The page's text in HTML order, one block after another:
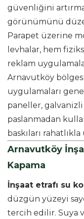
güvenliğini
görünümünü
Parapet üzerine
levhalar, hem
reklam
Arnavutköy
uygulamaları
paneller, galvanizli
paslanmadan
baskıları
Arnavutköy
Kapama
İnşaat etrafı su
düzgün yüzeyi
tercih edilir. Suya